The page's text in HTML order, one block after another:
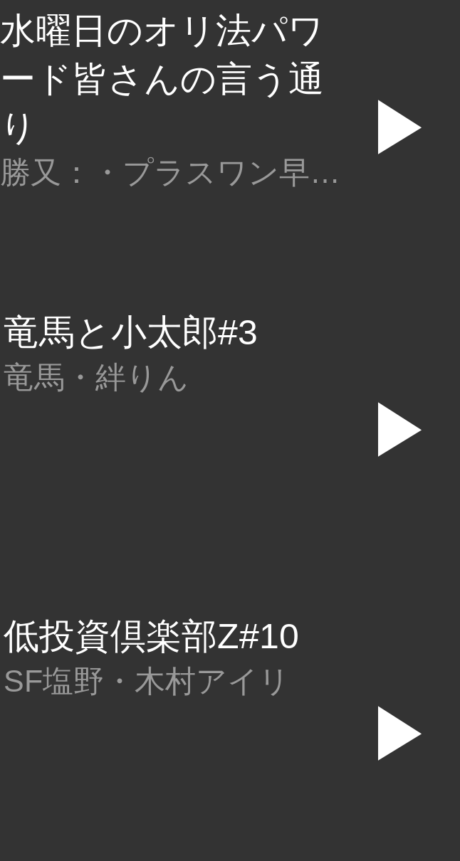
水曜日のオリ法パワ
ード皆さんの言う通
り
勝又：・プラスワン早戸・ふーみん
▶
竜馬と小太郎#3
竜馬・絆りん
▶
低投資倶楽部Z#10
SF塩野・木村アイリ
▶